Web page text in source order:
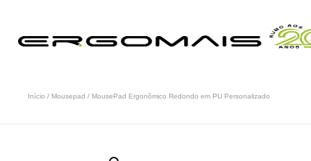
Início / Mousepad / MousePad Ergonômico Redondo em PU Personalizado